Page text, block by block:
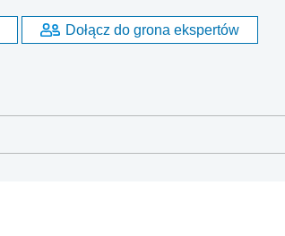
Dołącz do grona ekspertów